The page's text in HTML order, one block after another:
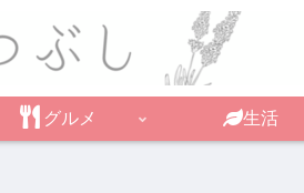
グルメ 生活